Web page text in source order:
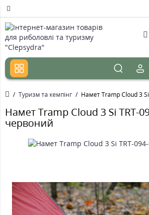
Туризм та кемпінг Намет Tramp Cloud 3
Намет Tramp Cloud 3 Si TRT-
червоний